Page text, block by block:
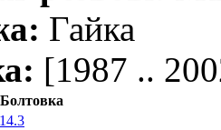
Гайка
[1987 ..